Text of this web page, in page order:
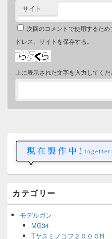
サイト
次回のコメントで使用するた
ドレス、サイトを保存する。
上に表示された文字を入力してくだ
バ
ウ
ィ
ェ
カテゴリー
モデルガン
MG34
Tヤスミノコフ２０００H